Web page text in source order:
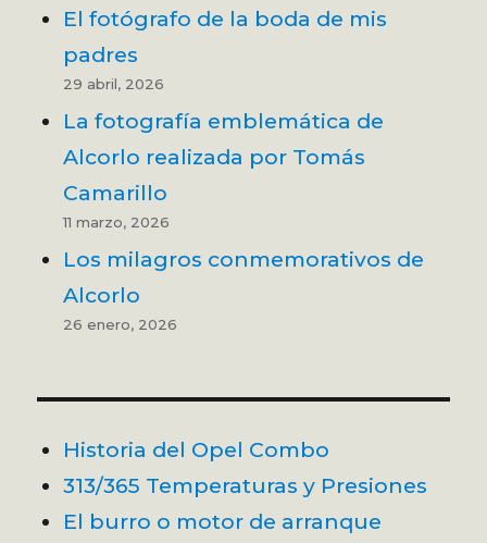
El fotógrafo de la boda de mis
padres
29 abril, 2026
La fotografía emblemática de
Alcorlo realizada por Tomás
Camarillo
11 marzo, 2026
Los milagros conmemorativos de
Alcorlo
26 enero, 2026
Historia del Opel Combo
313/365 Temperaturas y Presiones
El burro o motor de arranque